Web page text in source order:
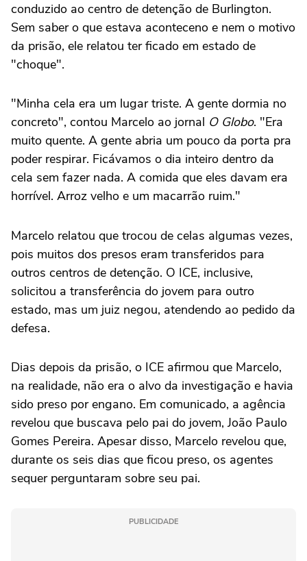
conduzido ao centro de detenção de Burlington.
Sem saber o que estava aconteceno e nem o motivo
da prisão, ele relatou ter ficado em estado de
"choque".
"Minha cela era um lugar triste. A gente dormia no
concreto", contou Marcelo ao jornal O Globo. "Era
muito quente. A gente abria um pouco da porta pra
poder respirar. Ficávamos o dia inteiro dentro da
cela sem fazer nada. A comida que eles davam era
horrível. Arroz velho e um macarrão ruim."
Marcelo relatou que trocou de celas algumas vezes,
pois muitos dos presos eram transferidos para
outros centros de detenção. O ICE, inclusive,
solicitou a transferência do jovem para outro
estado, mas um juiz negou, atendendo ao pedido da
defesa.
Dias depois da prisão, o ICE afirmou que Marcelo,
na realidade, não era o alvo da investigação e havia
sido preso por engano. Em comunicado, a agência
revelou que buscava pelo pai do jovem, João Paulo
Gomes Pereira. Apesar disso, Marcelo revelou que,
durante os seis dias que ficou preso, os agentes
sequer perguntaram sobre seu pai.
PUBLICIDADE